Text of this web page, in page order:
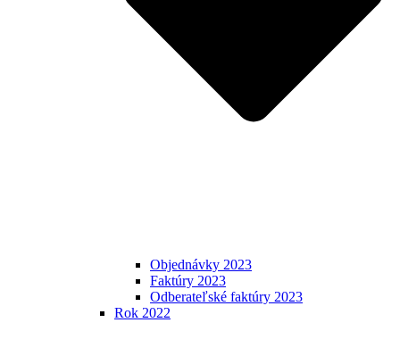
Objednávky 2023
Faktúry 2023
Odberateľské faktúry 2023
Rok 2022